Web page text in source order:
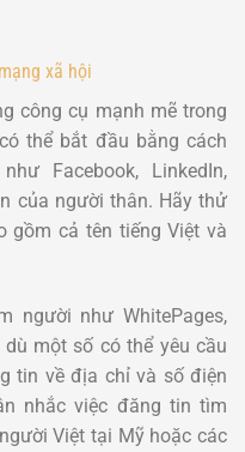
xã hội
công cụ mạnh mẽ trong
thể bắt đầu bằng cách
Facebook, LinkedIn,
của người thân. Hãy thử
gồm cả tên tiếng Việt và
người như WhitePages,
một số có thể yêu cầu
tin về địa chỉ và số điện
nhắc việc đăng tin tìm
Việt tại Mỹ hoặc các